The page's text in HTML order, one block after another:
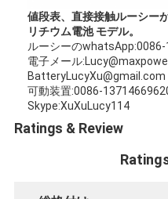
値段表、直接接触ルーシー
リチウム電池 モデル。
ルーシーの
電子メール
BatteryLucyXu@gmail.com
可動装置:0086-
Skype:XuXuLucy114
Ratings & Review